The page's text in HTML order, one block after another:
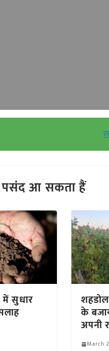
आ सकता हैं
में सुधार
के
अपनी
March